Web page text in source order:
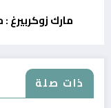
مارك
ذات صلة